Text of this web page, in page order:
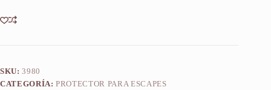
cantidad
SKU:3980
CATEGORÍA:PROTECTOR PARA ESCAPES